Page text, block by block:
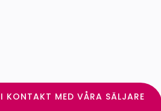
KONTAKT MED VÅRA SÄLJARE